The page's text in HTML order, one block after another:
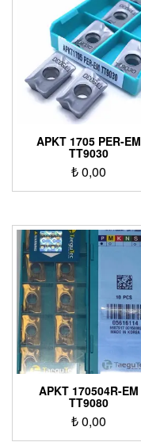
APKT 1705 PER-EM
TT9030
₺0,00
APKT 170504R-EM
TT9080
₺0,00